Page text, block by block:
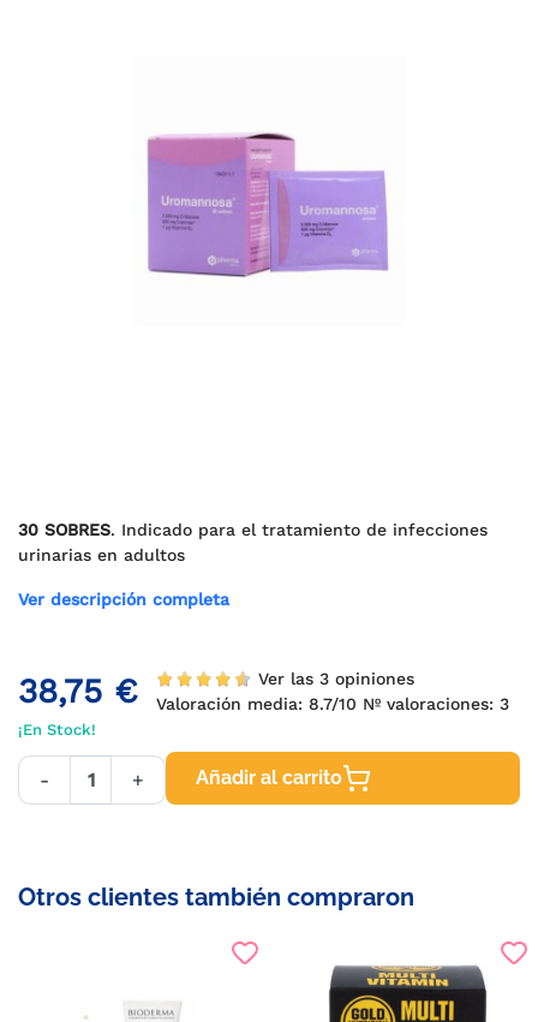
30 SOBRES. Indicado para el tratamiento de infecciones
urinarias en adultos
Ver descripción completa
38,75 €
Ver las 3 opiniones
Valoración media: 8.7/10 Nº valoraciones: 3
¡En Stock!
- + Añadir al carrito
Otros clientes también compraron